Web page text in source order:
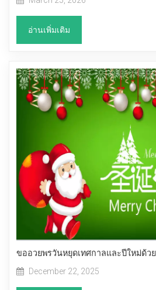
อ่านเพิ่มเติม
ขออวยพรวันหยุดเทศกาลและปีใหม่ด้ว
December 22, 2025